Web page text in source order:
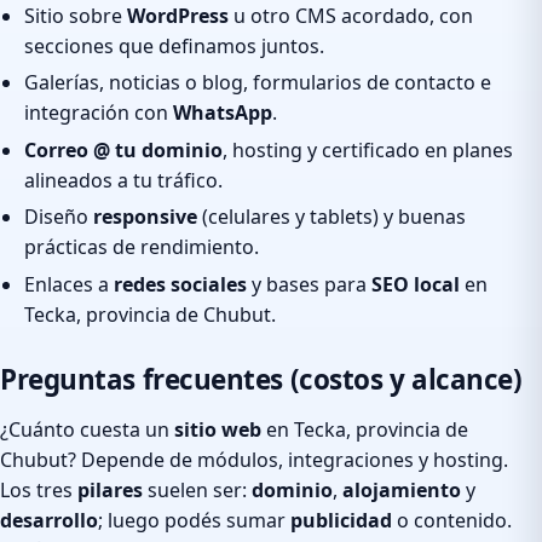
Sitio sobreWordPress u otro CMS acordado, con
secciones que definamos juntos.
Galerías, noticias o blog, formularios de contacto e
integración con WhatsApp.
Correo @ tu dominio, hosting y certificado en planes
alineados a tu tráfico.
Diseño responsive(celulares y tablets) y buenas
prácticas de rendimiento.
Enlaces a redes socialesy bases para SEO local en
Tecka, provincia de Chubut.
Preguntas frecuentes (costos y alcance)
¿Cuánto cuesta un sitio weben Tecka, provincia de
Chubut? Depende de módulos, integraciones y hosting.
Los tres pilaressuelen ser: dominio, alojamientoy
desarrollo; luego podés sumar publicidad o contenido.